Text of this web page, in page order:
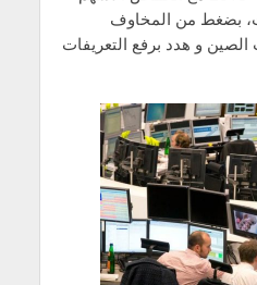
بضغط من المخاوف
و هدد برفع التعريفات